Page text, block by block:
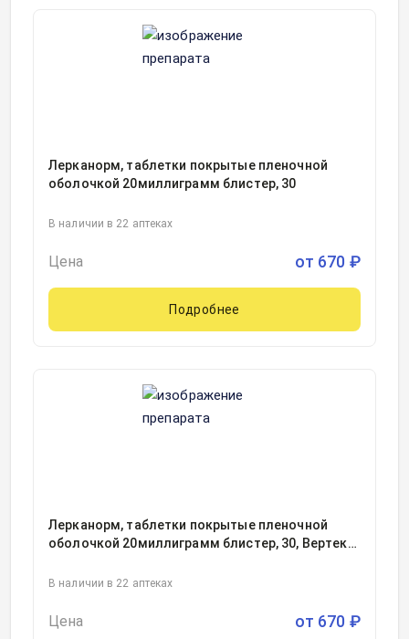
Лерканорм, таблетки покрытые пленочной
оболочкой 20миллиграмм блистер, 30
В наличии в 22 аптеках
Цена от 670 ₽
Подробнее
Лерканорм, таблетки покрытые пленочной
оболочкой 20миллиграмм блистер, 30, Вертекс
В наличии в 22 аптеках
Цена от 670 ₽